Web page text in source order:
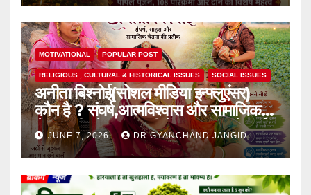
MOTIVATIONAL POPULAR POST
RELIGIOUS , CULTURAL & HISTORICAL ISSUES SOCIAL ISSUES
अनीता बिश्नोई(सोशल मीडिया इन्फ्लुएंसर)
कौन है ? संघर्ष,आत्मविश्वास और सामाजिक
चेतना की प्रेरक,हाल ही में एक घटना से आई
चर्चा में,
JUNE 7, 2026 DR GYANCHAND JANGID